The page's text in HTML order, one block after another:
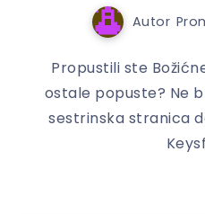
Autor
Propustili ste
ostale popuste? Ne
sestrinska stranica